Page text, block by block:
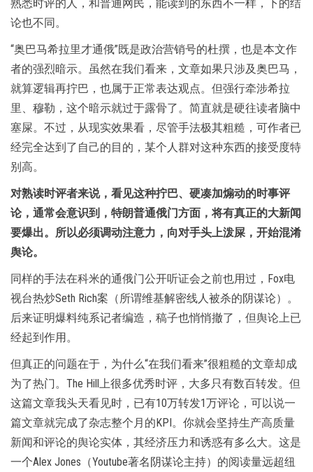
熟悉时评的人，和普通网民，能读到的东西不一样，下的结
论也不同。
“奥巴马希拉里才通俄”既是政治营销号的杜撰，也是本文作
者的强烈暗示。虽然在我们看来，文章如果只涉及奥巴马，
就算逻辑再拧巴，也属于正常表达观点。但强行牵涉希拉
里、穆勒，这个暗示就过于露骨了。简直就是硬往读者脑中
塞屎。不过，从现实效果看，尽管手法极其粗糙，可作者已
经完全达到了自己的目的，某个人群对这种东西的接受度特
别高。
对熟读时评者来说，看见这种拧巴、硬凑加煽动的时事评
论，通常会意识到，特朗普通俄门方面，将有真正的大新闻
要爆出。所以必须调动注意力，向对手头上泼屎，开始混淆
舆论。
同样的手法在科米的通俄门公开听证会之前也用过，Fox电
视台热炒Seth Rich案（所谓维基解密线人被杀的阴谋论）。
后来证明爆料纯系记者编造，稿子也悄悄撤了，但舆论上已
经起到作用。
但真正的问题在于，为什么“在我们看来”很粗糙的文章却成
为了热门。The Hill上很多优秀时评，大多只有数百转发。但
这篇文章我头天看见时，已有10万转发1万评论，可以说一
篇文章就完成了杂志整个月的KPI。你就会坚持生产高质量
新闻和评论的舆论实体，其经济压力和诱惑有多么大。这是
一个Alex Jones（Youtube著名阴谋论主持）的阅读量远超纽